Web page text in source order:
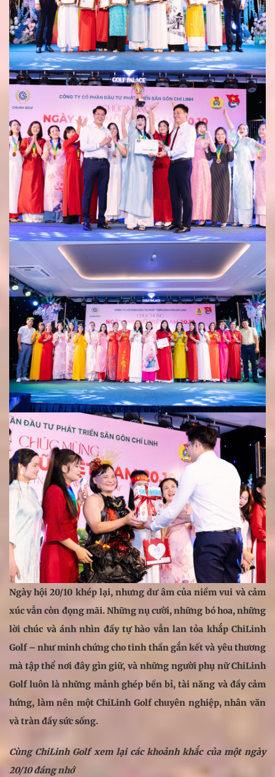
Ngày hội 20/10 khép lại, nhưng dư âm của niềm vui và cảm
xúc vẫn còn đọng mãi. Những nụ cười, những bó hoa, những
lời chúc và ánh nhìn đầy tự hào vẫn lan tỏa khắp ChiLinh
Golf – như minh chứng cho tinh thần gắn kết và yêu thương
mà tập thể nơi đây gìn giữ, và những người phụ nữ ChiLinh
Golf luôn là những mảnh ghép bền bỉ, tài năng và đầy cảm
hứng, làm nên một ChiLinh Golf chuyên nghiệp, nhân văn
và tràn đầy sức sống.
Cùng ChiLinh Golf xem lại các khoảnh khắc của một ngày
20/10 đáng nhớ